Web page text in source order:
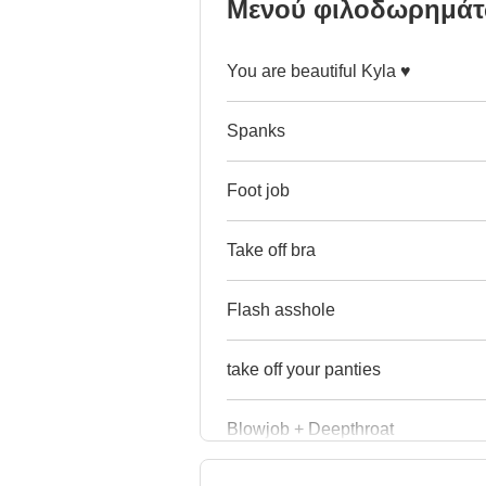
Μενού
You are beautiful Kyla ♥
Spanks
Foot job
Take off bra
Flash asshole
take off your panties
Blowjob + Deepthroat